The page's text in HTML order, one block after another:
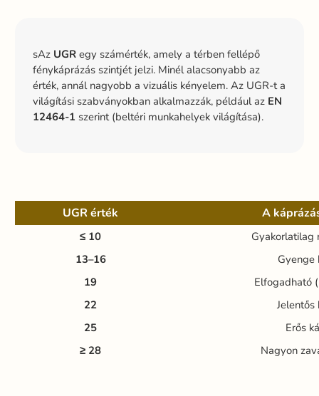
sAz UGRegy számérték, amely a térben fellépő
fénykáprázás szintjét jelzi. Minél alacsonyabb az
érték, annál nagyobb a vizuális kényelem. Az UGR-t a
világítási szabványokban alkalmazzák, például az EN
12464-1 szerint (beltéri munkahelyek világítása).
UGR érték A
≤ 10
Gyakorlatilag
13–16
Gyenge
19
Elfogadható
22
Jelentős
25
Erős
≥ 28
Nagyon